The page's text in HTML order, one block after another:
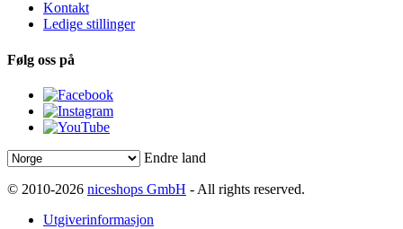
Kontakt
Ledige stillinger
Følg oss på
Endre land
© 2010-2026 niceshops GmbH - All rights reserved.
Utgiverinformasjon